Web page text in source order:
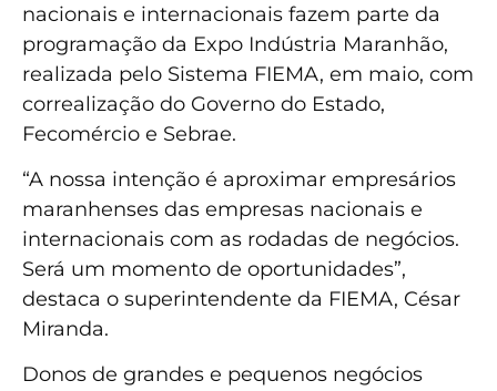
nacionais e internacionais fazem parte da
programação da Expo Indústria Maranhão,
realizada pelo Sistema FIEMA, em maio, com
correalização do Governo do Estado,
Fecomércio e Sebrae.
“A nossa intenção é aproximar empresários
maranhenses das empresas nacionais e
internacionais com as rodadas de negócios.
Será um momento de oportunidades”,
destaca o superintendente da FIEMA, César
Miranda.
Donos de grandes e pequenos negócios